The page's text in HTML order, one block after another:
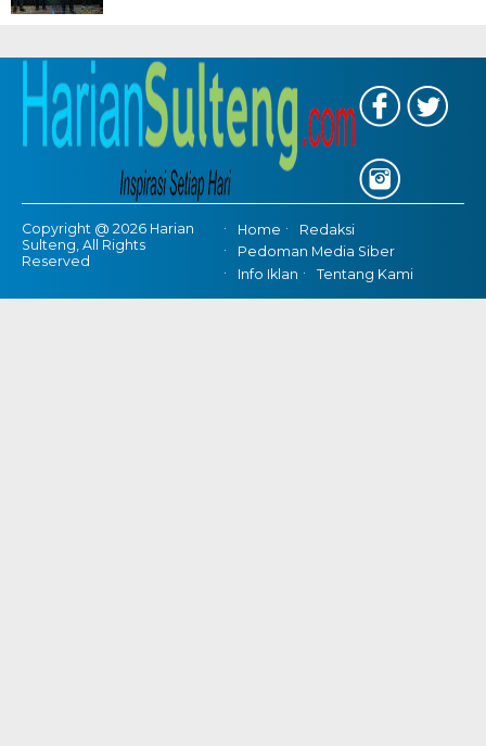
Copyright @ 2026 Harian
Sulteng, All Rights
Reserved
Home
Redaksi
Pedoman Media Siber
Info Iklan
Tentang Kami